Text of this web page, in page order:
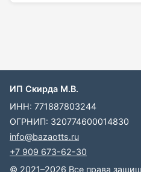
ИП Скирда М.В.
ИНН: 771887803244
ОГРНИП: 320774600014830
info@bazaotts.ru
+7 909 673-62-30
© 2021–2026 Все права